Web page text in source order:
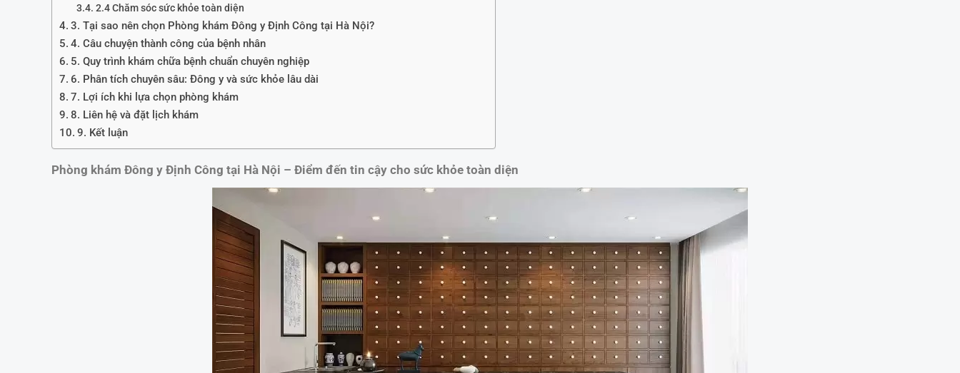
2.4 Chăm sóc sức khỏe toàn diện
3. Tại sao nên chọn Phòng khám Đông y Định Công tại Hà Nội?
4. Câu chuyện thành công của bệnh nhân
5. Quy trình khám chữa bệnh chuẩn chuyên nghiệp
6. Phân tích chuyên sâu: Đông y và sức khỏe lâu dài
7. Lợi ích khi lựa chọn phòng khám
8. Liên hệ và đặt lịch khám
9. Kết luận
Phòng khám Đông y Định Công tại Hà Nội – Điểm đến tin cậy cho sức khỏe toàn diện